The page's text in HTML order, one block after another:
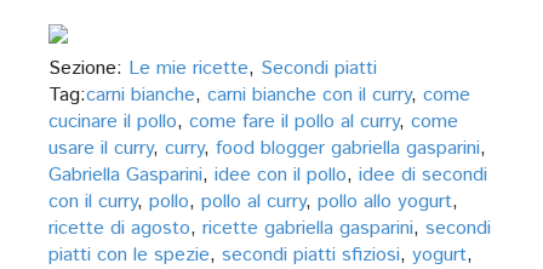
Sezione: Le mie ricette, Secondi piatti
Tag:carni bianche, carni bianche con il curry, come
cucinare il pollo, come fare il pollo al curry, come
usare il curry, curry, food blogger gabriella gasparini,
Gabriella Gasparini, idee con il pollo, idee di secondi
con il curry, pollo, pollo al curry, pollo allo yogurt,
ricette di agosto, ricette gabriella gasparini, secondi
piatti con le spezie, secondi piatti sfiziosi, yogurt,